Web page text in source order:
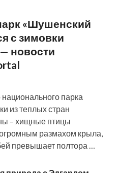
«Шушенский
с зимовки
новости
парка
из теплых стран
– хищные птицы
размахом крыла,
превышает полтора …